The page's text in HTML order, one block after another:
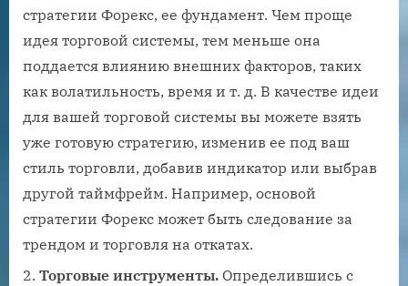
стратегии Форекс, ее фундамент. Чем проще
идея торговой системы, тем меньше она
поддается влиянию внешних факторов, таких
как волатильность, время и т. д. В качестве идеи
для вашей торговой системы вы можете взять
уже готовую стратегию, изменив ее под ваш
стиль торговли, добавив индикатор или выбрав
другой таймфрейм. Например, основой
стратегии Форекс может быть следование за
трендом и торговля на откатах.
Торговые инструменты. Определившись с